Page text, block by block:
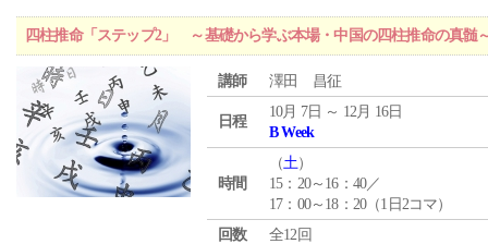
四柱推命「ステップ2」 ～基礎から学ぶ本場・中国の四柱推命の真髄
講師 澤田 昌征
日程
10月 7日 ～ 12月 16日
B Week
時間
（土）
15：20～16：40／
17：00～18：20（1日2コマ）
回数
全12回